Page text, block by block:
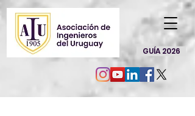
GUÍA 2026